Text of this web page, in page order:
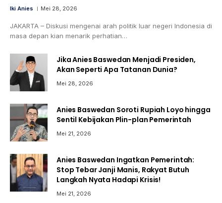
Iki Anies Mei 28, 2026
JAKARTA – Diskusi mengenai arah politik luar negeri Indonesia di
masa depan kian menarik perhatian…
Jika Anies Baswedan Menjadi Presiden,
Akan Seperti Apa Tatanan Dunia?
Mei 28, 2026
Anies Baswedan Soroti Rupiah Loyo hingga
Sentil Kebijakan Plin-plan Pemerintah
Mei 21, 2026
Anies Baswedan Ingatkan Pemerintah:
Stop Tebar Janji Manis, Rakyat Butuh
Langkah Nyata Hadapi Krisis!
Mei 21, 2026